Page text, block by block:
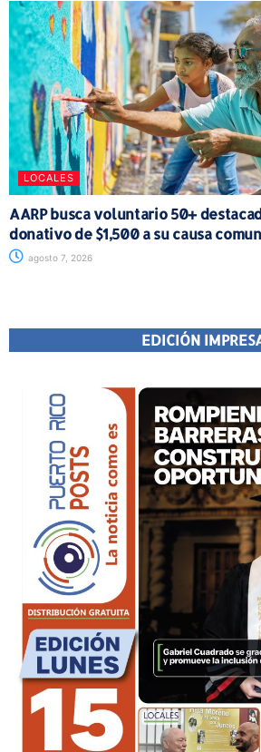
LOCALES
AARP busca voluntario 50+
donativo de $1,500 a su causa
agosto 7, 2026
EDICIÓN